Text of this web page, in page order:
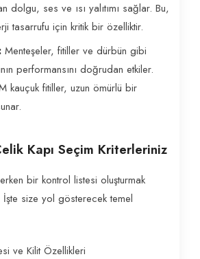
dolgu, ses ve ısı yalıtımı sağlar. Bu,
tasarrufu için kritik bir özelliktir.
Menteşeler, fitiller ve dürbün gibi
performansını doğrudan etkiler.
kauçuk fitiller, uzun ömürlü bir
Kapı Seçim Kriterleriniz
bir kontrol listesi oluşturmak
İşte size yol gösterecek temel
ve Kilit Özellikleri